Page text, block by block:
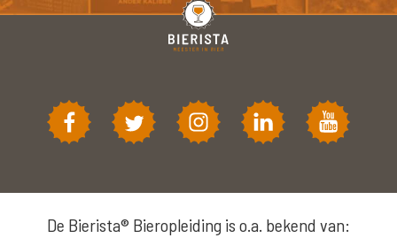
De Bierista® Bieropleiding is o.a. bekend van: